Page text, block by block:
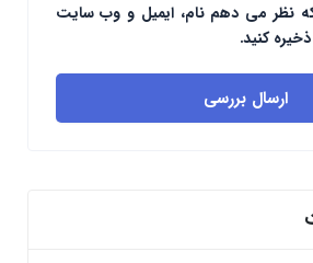
نظر می دهم نام، ایمیل و وب سایت
کنید.
ارسال بررسی